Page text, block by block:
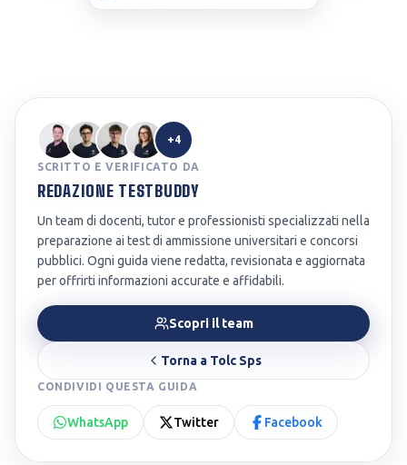
+4
SCRITTO E VERIFICATO DA
REDAZIONE TESTBUDDY
Un team di docenti, tutor e professionisti specializzati nella
preparazione ai test di ammissione universitari e concorsi
pubblici. Ogni guida viene redatta, revisionata e aggiornata
per offrirti informazioni accurate e affidabili.
Scopri il team
Torna a Tolc Sps
CONDIVIDI QUESTA GUIDA
WhatsApp Twitter Facebook